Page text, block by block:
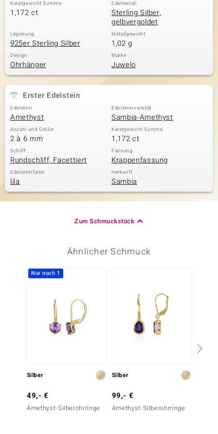
Karatgewicht Summe
1,172 ct
Edelmetall
Sterling Silber,
gelbvergoldet
Legierung
925er Sterling Silber
Metallgewicht
1,02 g
Design
Ohrhänger
Marke
Juwelo
Erster Edelstein
Edelstein
Amethyst
Edelsteinvarietät
Sambia-Amethyst
Anzahl und Größe
2 à 6 mm
Karatgewicht Summe
1,172 ct
Schliff
Rundschliff, Facettiert
Fassung
Krappenfassung
Edelsteinfarbe
lila
Herkunft
Sambia
Zum Schmuckstück
Ähnlicher Schmuck
Nur noch 1
Silber
49,- €
Amethyst-Silberohrringe
Silber
99,- €
Amethyst-Silberohrringe